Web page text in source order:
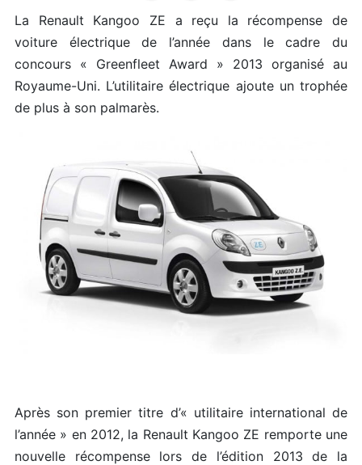
La Renault Kangoo ZE a reçu la récompense de
voiture électrique de l’année dans le cadre du
concours « Greenfleet Award » 2013 organisé au
Royaume-Uni. L’utilitaire électrique ajoute un trophée
de plus à son palmarès.
Après son premier titre d’« utilitaire international de
l’année » en 2012, la Renault Kangoo ZE remporte une
nouvelle récompense lors de l’édition 2013 de la